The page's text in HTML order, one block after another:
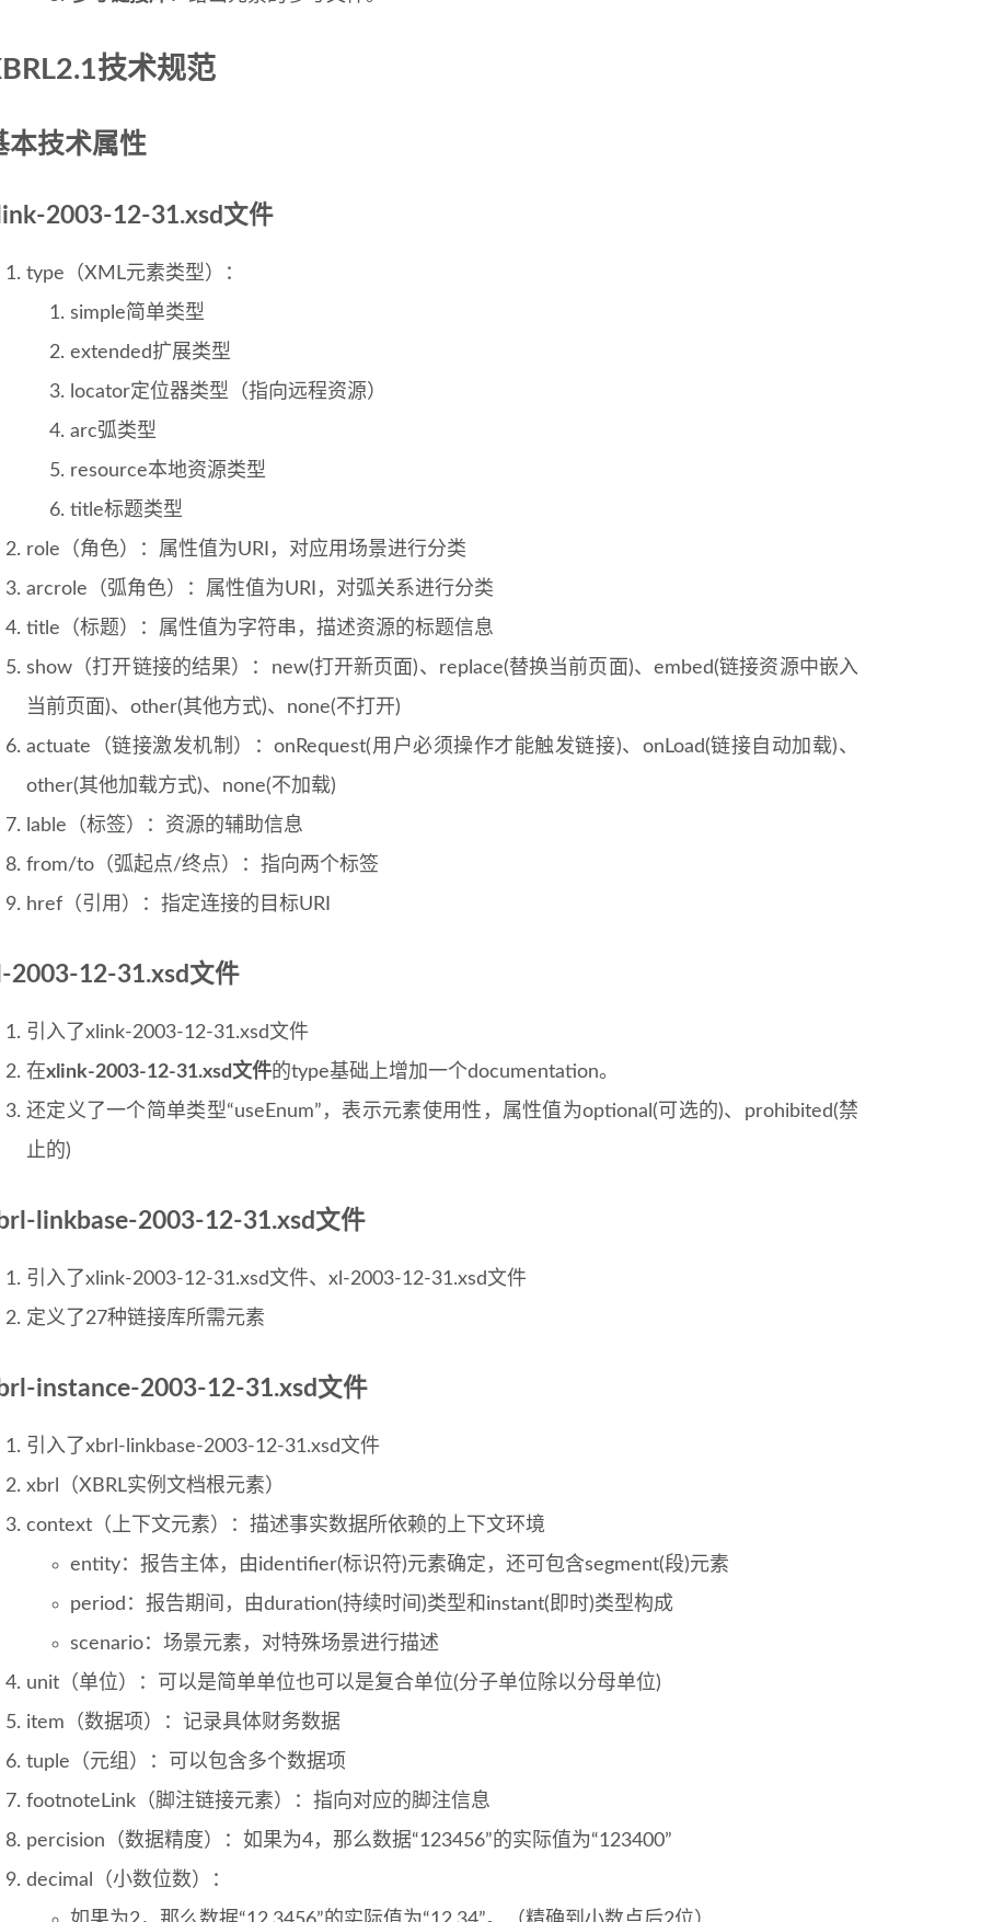
技术规范
本技术属性
2003-12-31.xsd文件
type（XML元素类型）：
simple简单类型
extended扩展类型
locator定位器类型（指向远程资源）
arc弧类型
resource本地资源类型
title标题类型
role（角色）：属性值为URI，对应用场景进行分类
arcrole（弧角色）：属性值为URI，对弧关系进行分类
title（标题）：属性值为字符串，描述资源的标题信息
show（打开链接的结果）：new(打开新页面)、replace(替换当前页面)、embed(链接资源中嵌入
当前页面)、other(其他方式)、none(不打开)
actuate（链接激发机制）：onRequest(用户必须操作才能触发链接)、onLoad(链接自动加载)、
other(其他加载方式)、none(不加载)
lable（标签）：资源的辅助信息
from/to（弧起点/终点）：指向两个标签
href（引用）：指定连接的目标URI
2003-12-31.xsd文件
引入了xlink-2003-12-31.xsd文件
在xlink-2003-12-31.xsd文件的type基础上增加一个documentation。
还定义了一个简单类型“useEnum”，表示元素使用性，属性值为optional(可选的)、prohibited(禁
止的)
linkbase-2003-12-31.xsd文件
引入了xlink-2003-12-31.xsd文件、xl-2003-12-31.xsd文件
定义了27种链接库所需元素
instance-2003-12-31.xsd文件
引入了xbrl-linkbase-2003-12-31.xsd文件
xbrl（XBRL实例文档根元素）
context（上下文元素）：描述事实数据所依赖的上下文环境
entity：报告主体，由identifier(标识符)元素确定，还可包含segment(段)元素
period：报告期间，由duration(持续时间)类型和instant(即时)类型构成
scenario：场景元素，对特殊场景进行描述
unit（单位）：可以是简单单位也可以是复合单位(分子单位除以分母单位)
item（数据项）：记录具体财务数据
tuple（元组）：可以包含多个数据项
footnoteLink（脚注链接元素）：指向对应的脚注信息
percision（数据精度）：如果为4，那么数据“123456”的实际值为“123400”
decimal（小数位数）：